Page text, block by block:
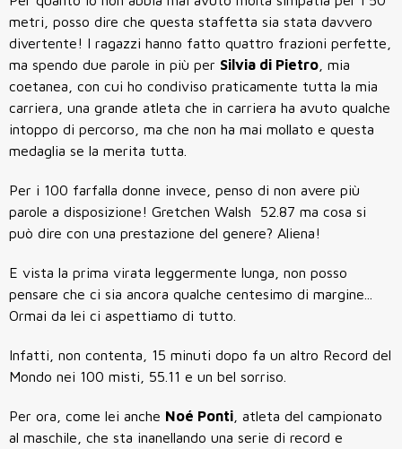
metri, posso dire che questa staffetta sia stata davvero
divertente! I ragazzi hanno fatto quattro frazioni perfette,
ma spendo due parole in più per Silvia di Pietro , mia
coetanea, con cui ho condiviso praticamente tutta la mia
carriera, una grande atleta che in carriera ha avuto qualche
intoppo di percorso, ma che non ha mai mollato e questa
medaglia se la merita tutta.
Per i 100 farfalla donne invece, penso di non avere più
parole a disposizione! Gretchen Walsh 52.87 ma cosa si
può dire con una prestazione del genere? Aliena!
E vista la prima virata leggermente lunga, non posso
pensare che ci sia ancora qualche centesimo di margine...
Ormai da lei ci aspettiamo di tutto.
Infatti, non contenta, 15 minuti dopo fa un altro Record del
Mondo nei 100 misti, 55.11 e un bel sorriso.
Per ora, come lei anche Noé Ponti , atleta del campionato
al maschile, che sta inanellando una serie di record e